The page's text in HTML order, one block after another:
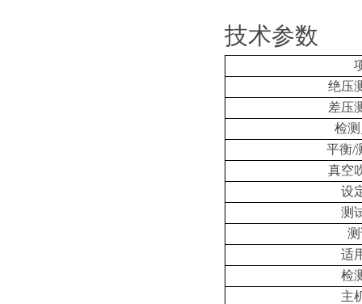
技术参数
绝压
差压
检
平衡/
真空
设
测
适
检
主